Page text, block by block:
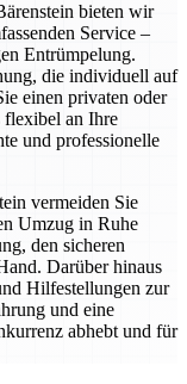
bieten wir
Service –
Entrümpelung.
die individuell auf
einen privaten oder
flexibel an Ihre
und professionelle
vermeiden Sie
Umzug in Ruhe
den sicheren
Darüber hinaus
Hilfestellungen zur
und eine
abhebt und für